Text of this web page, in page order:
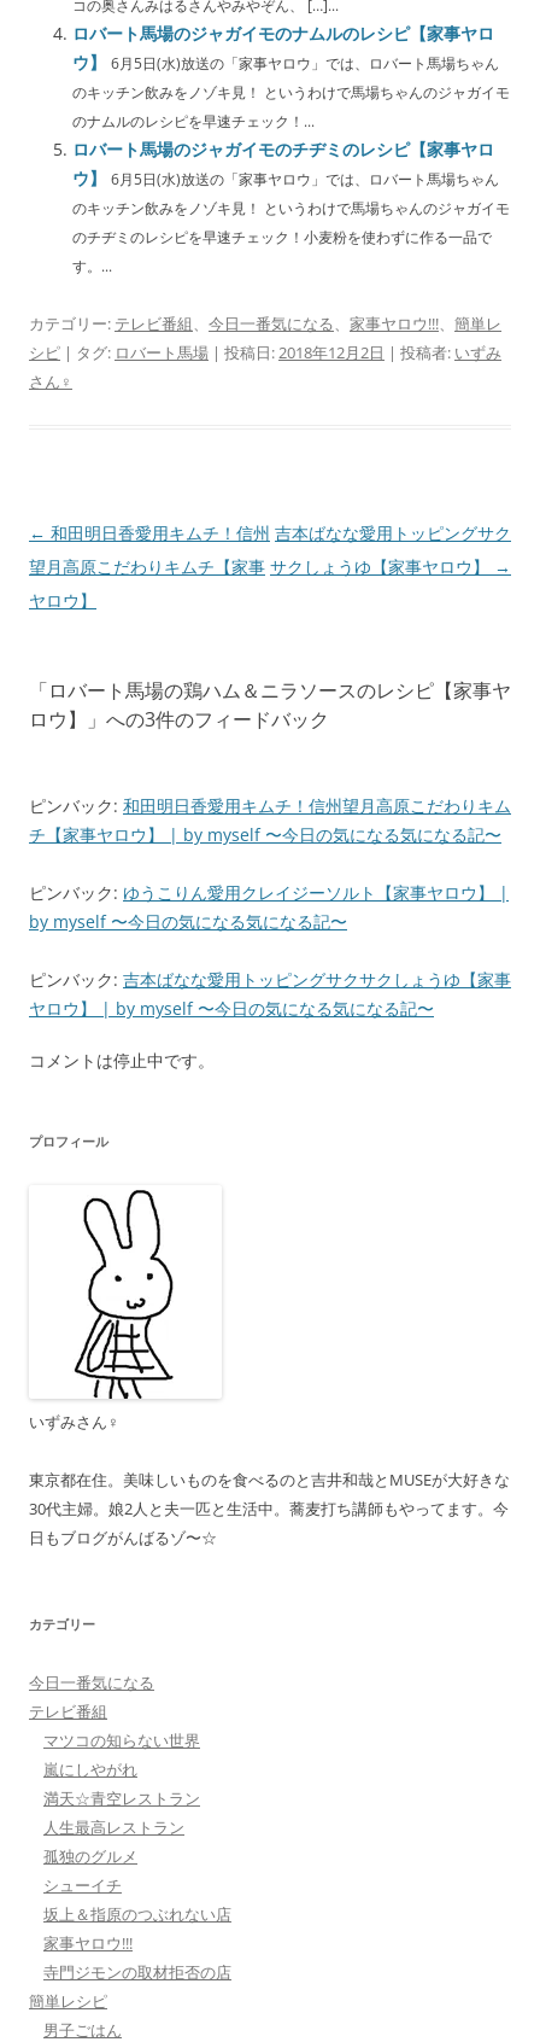
コの奥さんみはるさんやみやぞん、 […]...
ロバート馬場のジャガイモのナムルのレシピ【家事ヤロ
ウ】
6月5日(水)放送の「家事ヤロウ」では、ロバート馬場ちゃん
のキッチン飲みをノゾキ見！ というわけで馬場ちゃんのジャガイモ
のナムルのレシピを早速チェック！...
ロバート馬場のジャガイモのチヂミのレシピ【家事ヤロ
ウ】
6月5日(水)放送の「家事ヤロウ」では、ロバート馬場ちゃん
のキッチン飲みをノゾキ見！ というわけで馬場ちゃんのジャガイモ
のチヂミのレシピを早速チェック！小麦粉を使わずに作る一品で
す。...
カテゴリー: テレビ番組、 今日一番気になる、 家事ヤロウ!!!、 簡単レ
シピ | タグ: ロバート馬場 | 投稿日:2018年12月2日 | 投稿者: いずみ
さん♀
投
稿
ナ
シ
ン
← 和田明日香愛用キムチ！信州
望月高原こだわりキムチ【家事
ヤロウ】
吉本ばなな愛用トッピングサク
サクしょうゆ【家事ヤロウ】
→
「ロバート馬場の鶏ハム＆ニラソースのレシピ【家事ヤ
ロウ】
」への3件のフィードバック
ピンバック: 和田明日香愛用キムチ！信州望月高原こだわりキム
チ【家事ヤロウ】 | by myself 〜今日の気になる気になる記〜
ピンバック: ゆうこりん愛用クレイジーソルト【家事ヤロウ】 |
by myself 〜今日の気になる気になる記〜
ピンバック: 吉本ばなな愛用トッピングサクサクしょうゆ【家事
ヤロウ】 | by myself 〜今日の気になる気になる記〜
コメントは停止中です。
プロフィール
いずみさん♀
東京都在住。美味しいものを食べるのと吉井和哉とMUSEが大好きな
30代主婦。娘2人と夫一匹と生活中。蕎麦打ち講師もやってます。今
日もブログがんばるゾ〜☆
カテゴリー
今日一番気になる
テレビ番組
マツコの知らない世界
嵐にしやがれ
満天☆青空レストラン
人生最高レストラン
孤独のグルメ
シューイチ
坂上＆指原のつぶれない店
家事ヤロウ!!!
寺門ジモンの取材拒否の店
簡単レシピ
男子ごはん